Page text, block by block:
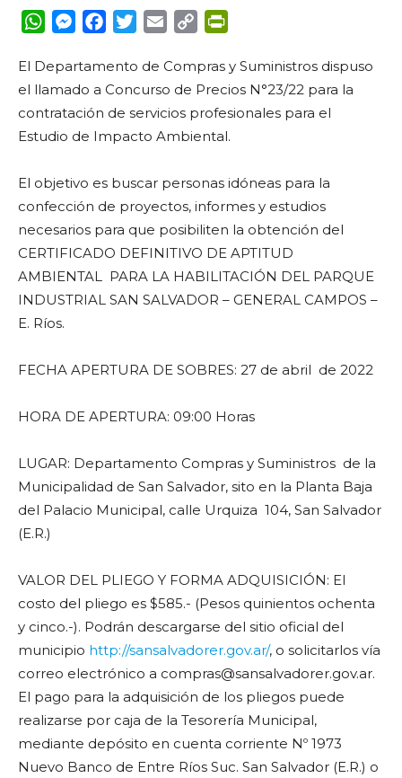
WhatsApp
Messenger
FacebookTwitterEmail Copy
El Departamento de Compras y Suministros dispuso
el llamado a Concurso de Precios N°23/22 para la
contratación de servicios profesionales para el
Estudio de Impacto Ambiental.
El objetivo es buscar personas idóneas para la
confección de proyectos, informes y estudios
necesarios para que posibiliten la obtención del
CERTIFICADO DEFINITIVO DE APTITUD
AMBIENTAL PARA LA HABILITACIÓN DEL PARQUE
INDUSTRIAL SAN SALVADOR – GENERAL CAMPOS –
E. Ríos.
FECHA APERTURA DE SOBRES: 27 de abril de 2022
HORA DE APERTURA: 09:00 Horas
LUGAR: Departamento Compras y Suministros de la
Municipalidad de San Salvador, sito en la Planta Baja
del Palacio Municipal, calle Urquiza 104, San Salvador
(E.R.)
VALOR DEL PLIEGO Y FORMA ADQUISICIÓN: El
costo del pliego es $585.- (Pesos quinientos ochenta
y cinco.-). Podrán descargarse del sitio oficial del
municipio http://sansalvadorer.gov.ar/, o solicitarlos vía
correo electrónico a compras@sansalvadorer.gov.ar.
El pago para la adquisición de los pliegos puede
realizarse por caja de la Tesorería Municipal,
mediante depósito en cuenta corriente Nº 1973
Nuevo Banco de Entre Ríos Suc. San Salvador (E.R.) o